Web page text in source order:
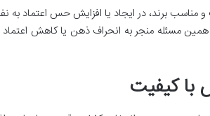
مناسب برند، در ایجاد یا افزایش حس اعتماد
مسئله منجر به انحراف ذهن یا کاهش
با کیفیت